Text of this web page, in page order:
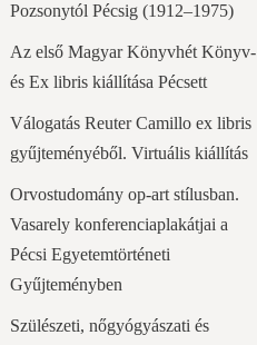
Pozsonytól Pécsig (1912–1975)
Az első Magyar Könyvhét Könyv-
és Ex libris kiállítása Pécsett
Válogatás Reuter Camillo ex libris
gyűjteményéből. Virtuális kiállítás
Orvostudomány op-art stílusban.
Vasarely konferenciaplakátjai a
Pécsi Egyetemtörténeti
Gyűjteményben
Szülészeti, nőgyógyászati és